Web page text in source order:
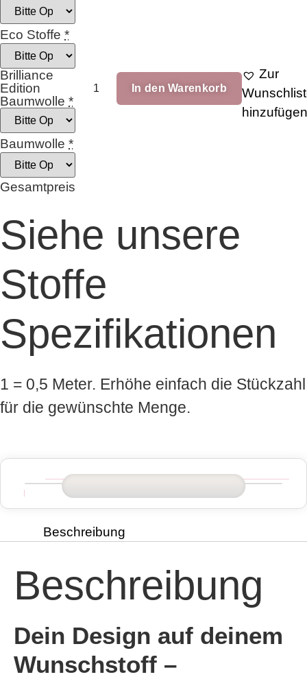
Eco Stoffe *
Brilliance
Edition
Baumwolle *
Baumwolle *
Gesamtpreis
Floral_bouquet
Menge
In den Warenkorb
Zur
hinzufügen
Siehe unsere
Stoffe
Spezifikationen
1 = 0,5 Meter. Erhöhe einfach die Stückzahl
für die gewünschte Menge.
Beschreibung
Beschreibung
Dein Design auf deinem
Wunschstoff –